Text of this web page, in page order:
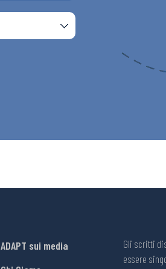
ADAPT sui media
Gli scritti
essere